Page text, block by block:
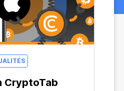
CryptoTab